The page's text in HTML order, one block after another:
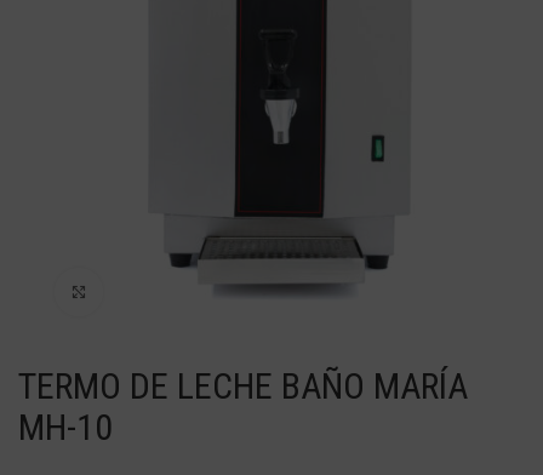
Haga Click para agrandar
TERMO DE LECHE BAÑO MARÍA
MH-10